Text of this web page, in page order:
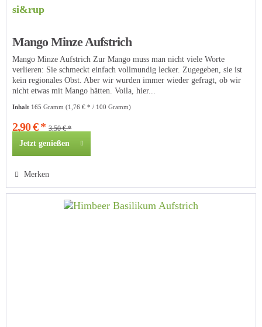
si&rup
Mango Minze Aufstrich
Mango Minze Aufstrich Zur Mango muss man nicht viele Worte
verlieren: Sie schmeckt einfach vollmundig lecker. Zugegeben, sie ist
kein regionales Obst. Aber wir wurden immer wieder gefragt, ob wir
nicht etwas mit Mango hätten. Voila, hier...
Inhalt 165 Gramm(1,76 € * / 100 Gramm)
2,90 € * 3,50 € *
Jetzt genießen
Merken